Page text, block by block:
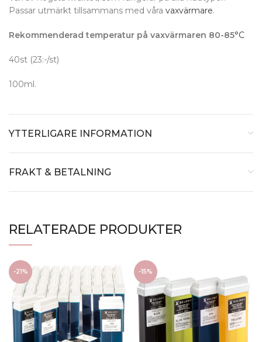
Passar utmärkt tillsammans med våra vaxvärmare.
Rekommenderad temperatur på vaxvärmaren 80-85°C
40st (23:-/st)
100ml.
YTTERLIGARE INFORMATION
FRAKT & BETALNING
RELATERADE PRODUKTER
-21% -15%